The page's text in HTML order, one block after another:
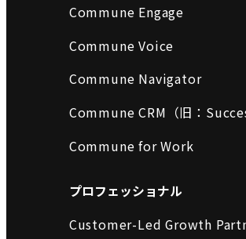
Commune Engage
Commune Voice
Commune Navigator
Commune CRM（旧：
Commune for Work
プロフェッショナル
Customer-Led Growth